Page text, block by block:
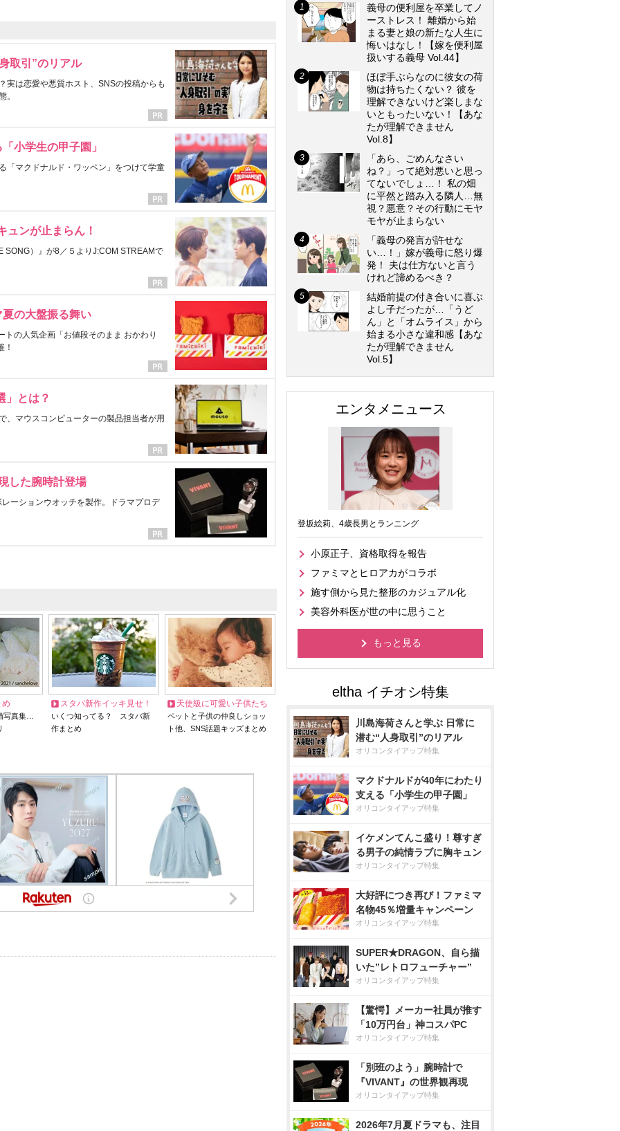
取引”のリアル
実は恋愛や悪質ホスト、SNSの投稿からも
。
小学生の甲子園」
「マクドナルド・ワッペン」をつけて学童
ュンが止まらん！
SONG）』が8／５よりJ:COM STREAMで
の大盤振る舞い
の人気企画「お値段そのまま おかわり
！
」とは？
、マウスコンピューターの製品担当者が用
した腕時計登場
ーションウオッチを製作。ドラマプロデ
め
写真集…
スタバ新作イッキ見せ！
いくつ知ってる？ スタバ新
作まとめ
天使級に可愛い子供たち
ペットと子供の仲良しショッ
ト他、SNS話題キッズまとめ
義母の便利屋を卒業してノ
ーストレス！ 離婚から始
まる妻と娘の新たな人生に
悔いはなし！【嫁を便利屋
扱いする義母 Vol.44】
ほぼ手ぶらなのに彼女の荷
物は持ちたくない？ 彼を
理解できないけど楽しまな
いともったいない！【あな
たが理解できません
Vol.8】
「あら、ごめんなさい
ね？」って絶対悪いと思っ
てないでしょ…！ 私の畑
に平然と踏み入る隣人…無
視？悪意？その行動にモヤ
モヤが止まらない
「義母の発言が許せな
い…！」嫁が義母に怒り爆
発！ 夫は仕方ないと言う
けれど諦めるべき？
結婚前提の付き合いに喜ぶ
よし子だったが…「うど
ん」と「オムライス」から
始まる小さな違和感【あな
たが理解できません
Vol.5】
エンタメニュース
登坂絵莉、4歳長男とランニング
小原正子、資格取得を報告
ファミマとヒロアカがコラボ
施す側から見た整形のカジュアル化
美容外科医が世の中に思うこと
もっと見る
川島海荷さんと学ぶ 日常に
潜む“人身取引”のリアル
オリコンタイアップ特集
マクドナルドが40年にわたり
支える「小学生の甲子園」
オリコンタイアップ特集
イケメンてんこ盛り！尊すぎ
る男子の純情ラブに胸キュン
オリコンタイアップ特集
大好評につき再び！ファミマ
名物45％増量キャンペーン
オリコンタイアップ特集
SUPER★DRAGON、自ら描
いた”レトロフューチャー”
オリコンタイアップ特集
【驚愕】メーカー社員が推す
「10万円台」神コスパPC
オリコンタイアップ特集
「別班のよう」腕時計で
『VIVANT』の世界観再現
オリコンタイアップ特集
2026年7月夏ドラマも、注目